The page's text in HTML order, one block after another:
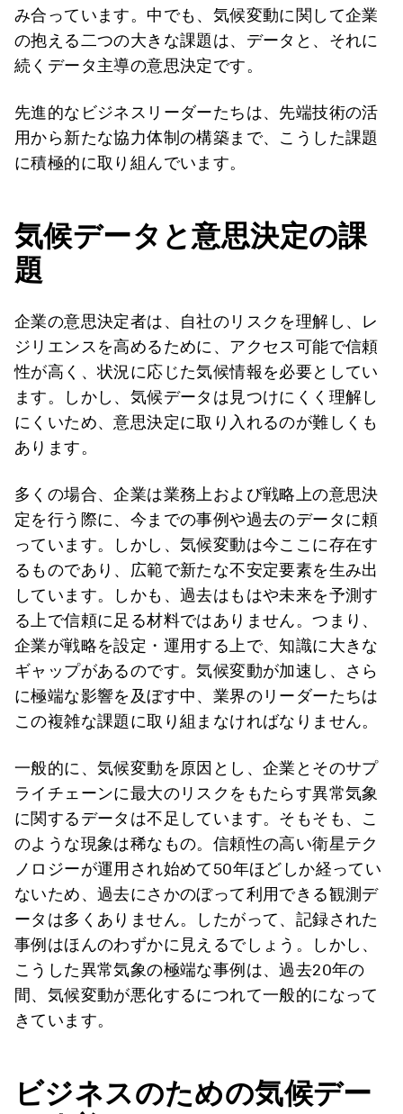
み合っています。中でも、気候変動に関して企業
の抱える二つの大きな課題は、データと、それに
続くデータ主導の意思決定です。
先進的なビジネスリーダーたちは、先端技術の活
用から新たな協力体制の構築まで、こうした課題
に積極的に取り組んでいます。
気候データと意思決定の課
題
企業の意思決定者は、自社のリスクを理解し、レ
ジリエンスを高めるために、アクセス可能で信頼
性が高く、状況に応じた気候情報を必要としてい
ます。しかし、気候データは見つけにくく理解し
にくいため、意思決定に取り入れるのが難しくも
あります。
多くの場合、企業は業務上および戦略上の意思決
定を行う際に、今までの事例や過去のデータに頼
っています。しかし、気候変動は今ここに存在す
るものであり、広範で新たな不安定要素を生み出
しています。しかも、過去はもはや未来を予測す
る上で信頼に足る材料ではありません。つまり、
企業が戦略を設定・運用する上で、知識に大きな
ギャップがあるのです。気候変動が加速し、さら
に極端な影響を及ぼす中、業界のリーダーたちは
この複雑な課題に取り組まなければなりません。
一般的に、気候変動を原因とし、企業とそのサプ
ライチェーンに最大のリスクをもたらす異常気象
に関するデータは不足しています。そもそも、こ
のような現象は稀なもの。信頼性の高い衛星テク
ノロジーが運用され始めて50年ほどしか経ってい
ないため、過去にさかのぼって利用できる観測デ
ータは多くありません。したがって、記録された
事例はほんのわずかに見えるでしょう。しかし、
こうした異常気象の極端な事例は、過去20年の
間、気候変動が悪化するにつれて一般的になって
きています。
ビジネスのための気候デー